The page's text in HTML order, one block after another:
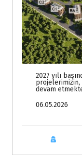
2027 yılı
devam
06.05.2026